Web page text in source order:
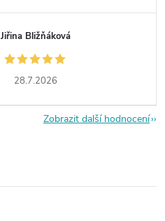
Jiřina Bližňáková
28.7.2026
Zobrazit další hodnocení